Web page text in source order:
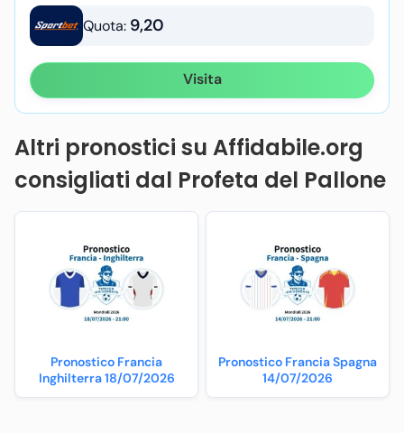
Quota: 9,20
Visita
Altri pronostici su Affidabile.org
consigliati dal Profeta del Pallone
Pronostico Francia
Inghilterra 18/07/2026
Pronostico Francia Spagna
14/07/2026